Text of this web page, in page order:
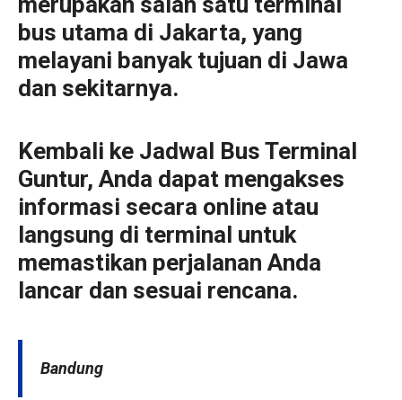
bus utama di Jakarta, yang
melayani banyak tujuan di Jawa
dan sekitarnya.
Kembali ke Jadwal Bus Terminal
Guntur, Anda dapat mengakses
informasi secara online atau
langsung di terminal untuk
memastikan perjalanan Anda
lancar dan sesuai rencana.
Bandung